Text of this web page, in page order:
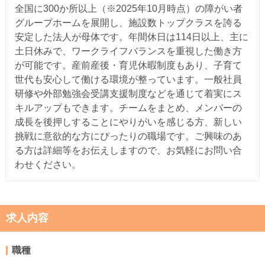
全国に300か所以上（※2025年10月時点）の障がい者
グループホームを展開し、施設数トップクラスを誇る
安定した法人が母体です。年間休日は114日以上、主に
土日休みで、ワークライフバランスを重視した働き方
が可能です。産前産後・育児休暇制度もあり、子育て
世代も安心して働ける環境が整っています。一般社員
研修や外部勉強会受講支援制度などを通じて着実にス
キルアップもできます。チームをまとめ、メンバーの
成長を後押しすることにやりがいを感じる方、新しい
挑戦に意欲的な方にぴったりの職場です。ご興味のあ
る方は詳細等をお伝えしますので、お気軽にお問い合
わせください。
求人内容
職種